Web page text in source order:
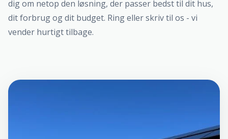
dig om netop den løsning, der passer bedst til dit hus,
dit forbrug og dit budget. Ring eller skriv til os - vi
vender hurtigt tilbage.